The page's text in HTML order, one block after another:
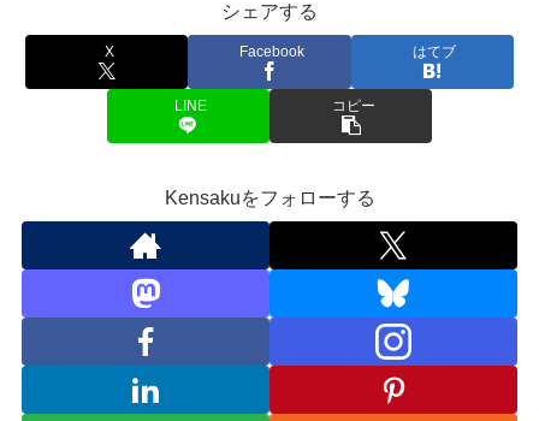
シェアする
X Facebook はてブ
LINE コピー
Kensakuをフォローする